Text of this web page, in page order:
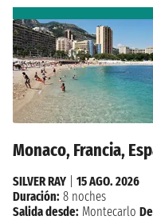
Monaco, Francia,
SILVER RAY
15 AGO. 2026
Duración: 8 noches
Salida desde: Montecarlo